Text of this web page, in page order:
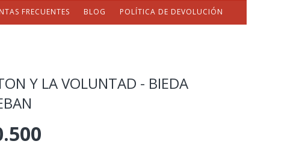
FRECUENTES BLOG POLÍTICA DE DEVOLUCIÓN
Y LA VOLUNTAD - BIEDA